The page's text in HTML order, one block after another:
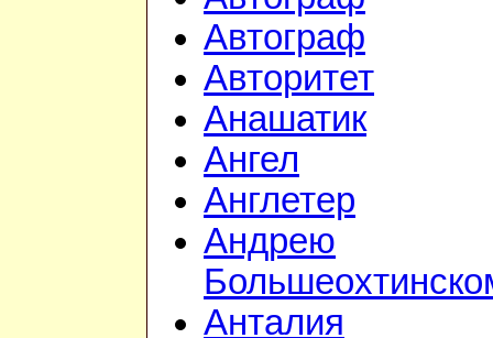
Автограф
Авторитет
Анашатик
Ангел
Англетер
Андрею
Анталия